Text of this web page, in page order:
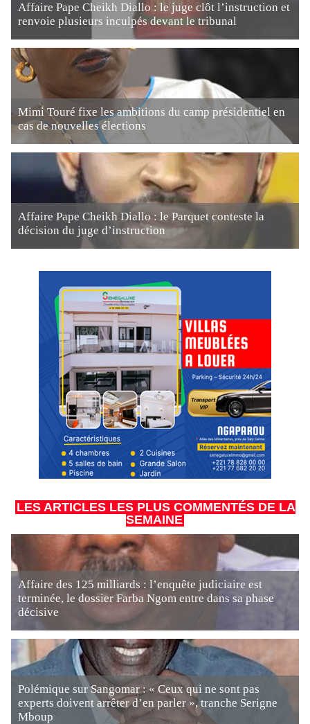
Affaire Pape Cheikh Diallo : le juge clôt l’instruction et
renvoie plusieurs inculpés devant le tribunal
Mimi Touré fixe les ambitions du camp présidentiel en
cas de nouvelles élections
Affaire Pape Cheikh Diallo : le Parquet conteste la
décision du juge d’instruction
LES ARTICLES LES PLUS COMMENTÉS DE LA
SEMAINE
Affaire des 125 milliards : l’enquête judiciaire est
terminée, le dossier Farba Ngom entre dans sa phase
décisive
Polémique sur Sangomar : « Ceux qui ne sont pas
experts doivent arrêter d’en parler », tranche Serigne
Mboup